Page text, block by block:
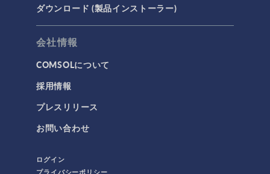
CAD インポートモジュール
CFDモジュール
IoT
MEMS モジュール
MEMSモジュール
RF モジュール
カンファレンス
ダウンロード (製品インストーラー)
会社情報
COMSOLについて
採用情報
プレスリリース
お問い合わせ
ログイン
プライバシーポリシー